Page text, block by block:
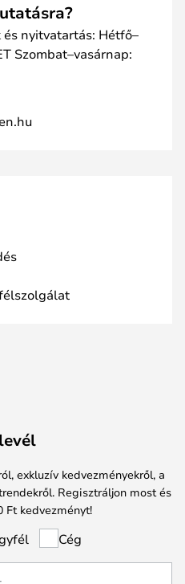
nyitvatartás: Hétfő–
Szombat–vasárnap:
exkluzív kedvezményekről, a
Regisztráljon most és
Ft kedvezményt!
Cég